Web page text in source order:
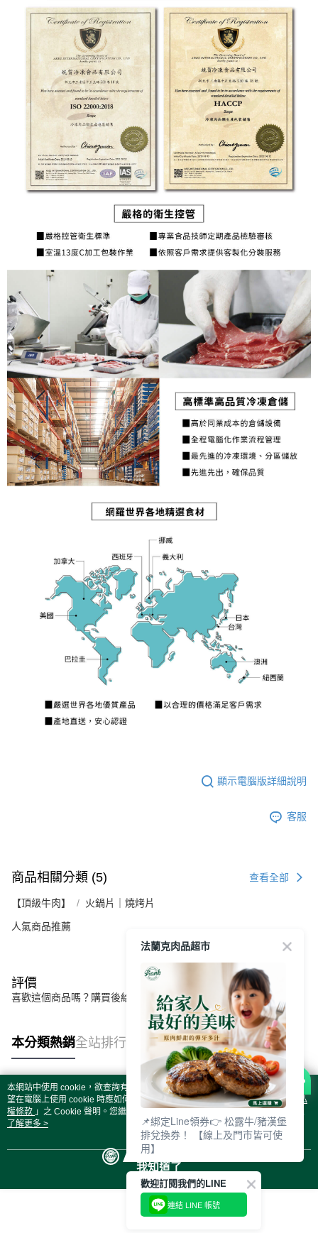
顯示電腦版詳細說明
客服
商品相關分類 (5) 查看全部
【頂級牛肉】 火鍋片｜燒烤片
人氣商品推薦
評價
喜歡這個商品嗎？購買後給他一個好評吧
本分類熱銷全站排行
熱門標籤
本網站中使用 cookie，欲查詢有關本網站使用 cookie 方式之詳情，及若您不希
望在電腦上使用 cookie 時應如何變更電腦的 cookie 設定，請參閱本網站「
隱私
權條款 」之 Cookie 聲明。您繼續使用本網站即表示您同意本公司得按本網站使
用條款之 Cookie 聲明使用 cookie。
了解更多 >
我知道了
法蘭克肉品超市
📌綁定Line領券👉 松露牛/豬漢堡
排兌換券！ 【線上及門市皆可使
用】
歡迎訂閱我們的LINE
連結 LINE 帳號